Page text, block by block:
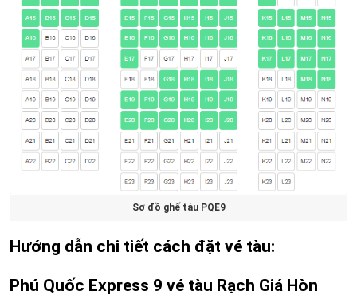
Sơ đồ ghế tàu PQE9
Hướng dẫn chi tiết cách đặt vé tàu:
Phú Quốc Express 9 vé tàu Rạch Giá Hòn